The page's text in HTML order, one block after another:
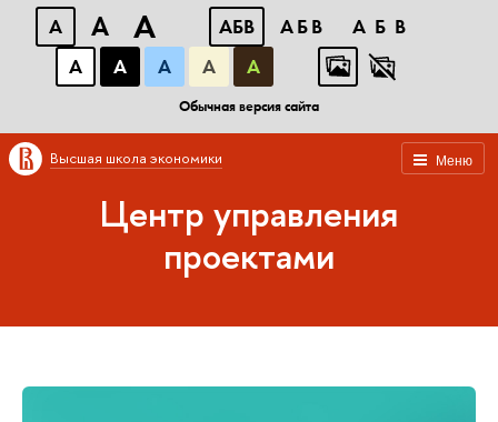
A A A АБВ АБВ
АБВ
А
А А А А
Обычная версия сайта
Меню
Высшая школа экономики
Центр управления
проектами